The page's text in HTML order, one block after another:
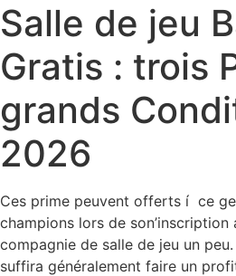
Salle de jeu
Gratis : trois
grands
2026
Ces prime peuvent offerts í ce
champions lors de son’inscription
compagnie de salle de jeu un
suffira généralement faire un